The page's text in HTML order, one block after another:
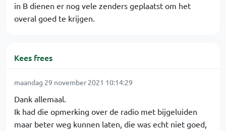
in B dienen er nog vele zenders geplaatst om het
overal goed te krijgen.
Kees frees
maandag 29 november 2021 10:14:29
Dank allemaal.
Ik had die opmerking over de radio met bijgeluiden
maar beter weg kunnen laten, die was echt niet goed,